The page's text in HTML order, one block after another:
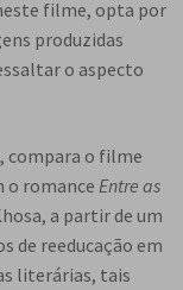
filme, opta por
produzidas
o aspecto
, compara o filme
o romance Entre as
a partir de um
de reeducação em
literárias, tais